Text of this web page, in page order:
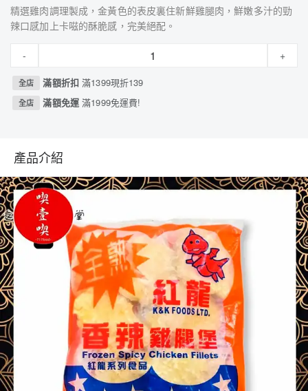
精選雞肉調理製成，金黃色的表皮裏住新鮮雞腿肉，鮮嫩多汁的勁
辣口感加上卡嗞的酥脆感，完美絕配。
- +
全店 滿額折扣滿1399現折139
全店 滿額免運滿1999免運費!
產品介紹